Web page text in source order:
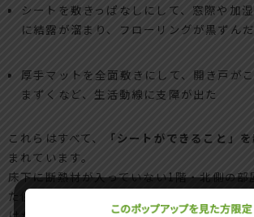
シートを敷きっぱなしにして、窓際や加
に結露が溜まり、フローリングが黒ずんだ
厚手マットを全面敷きにして、開き戸が
まずくなど、生活動線に支障が出た
これらはすべて、 「シートができること」
まれています。
床下に断熱材が入っていない1階・北側の部
た住宅では、冷気の主犯は床下と窓まわり